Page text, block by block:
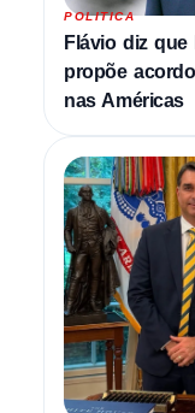
POLITICA
Flávio diz
propõe
nas Américas